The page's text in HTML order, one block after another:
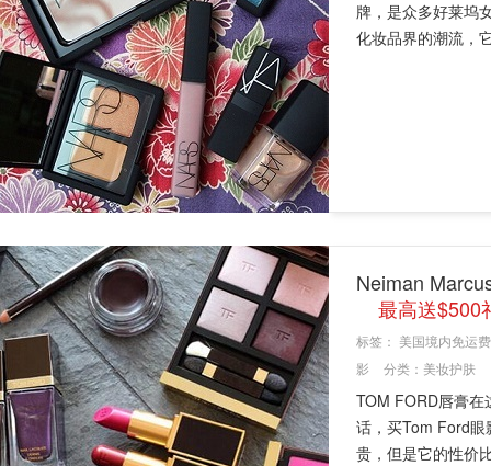
牌，是众多好莱坞
化妆品界的潮流，
Neiman
最高送$500
标签： 美国境内免运费
影
分类： 美妆护肤
TOM FORD唇膏在
话，买Tom Ford眼
贵，但是它的性价